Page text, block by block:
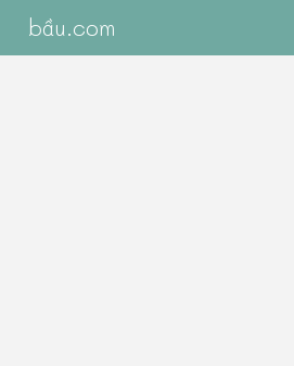
bầu.com